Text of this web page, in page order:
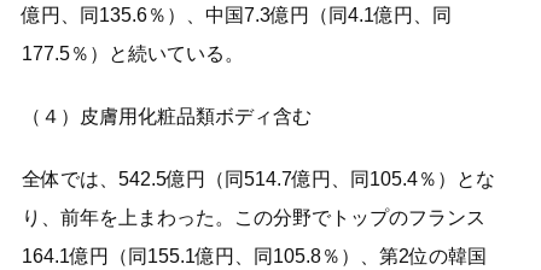
億円、同135.6％）、中国7.3億円（同4.1億円、同
177.5％）と続いている。
（４）皮膚用化粧品類ボディ含む
全体では、542.5億円（同514.7億円、同105.4％）とな
り、前年を上まわった。この分野でトップのフランス
164.1億円（同155.1億円、同105.8％）、第2位の韓国